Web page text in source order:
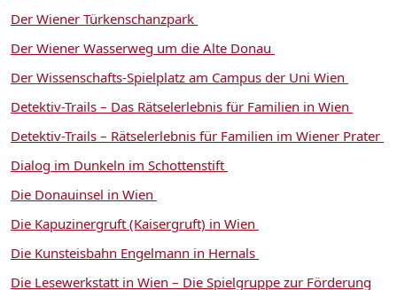
Der Wiener Türkenschanzpark
Der Wiener Wasserweg um die Alte Donau
Der Wissenschafts-Spielplatz am Campus der Uni Wien
Detektiv-Trails – Das Rätselerlebnis für Familien in Wien
Detektiv-Trails – Rätselerlebnis für Familien im Wiener Prater
Dialog im Dunkeln im Schottenstift
Die Donauinsel in Wien
Die Kapuzinergruft (Kaisergruft) in Wien
Die Kunsteisbahn Engelmann in Hernals
Die Lesewerkstatt in Wien – Die Spielgruppe zur Förderung